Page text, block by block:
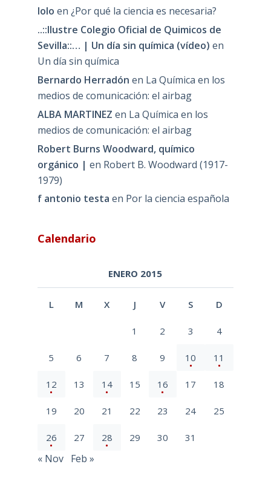
lolo en ¿Por qué la ciencia es necesaria?
..::Ilustre Colegio Oficial de Quimicos de
Sevilla::… | Un día sin química (vídeo) en
Un día sin química
Bernardo Herradón en La Química en los
medios de comunicación: el airbag
ALBA MARTINEZ en La Química en los
medios de comunicación: el airbag
Robert Burns Woodward, químico
orgánico | en Robert B. Woodward (1917-
1979)
f antonio testa en Por la ciencia española
Calendario
ENERO 2015
L M X J V S D
1 2 3 4
5 6 7 8 9 10 11
12 13 14 15 16 17 18
19 20 21 22 23 24 25
26 27 28 29 30 31
« Nov Feb »